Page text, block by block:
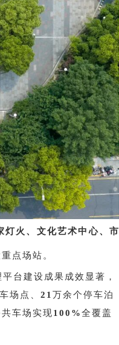
灯火、文化艺术中心、市
点场站。
台建设成果成效显著，
场点、 21 万余个停车泊
车场实现100%全覆盖